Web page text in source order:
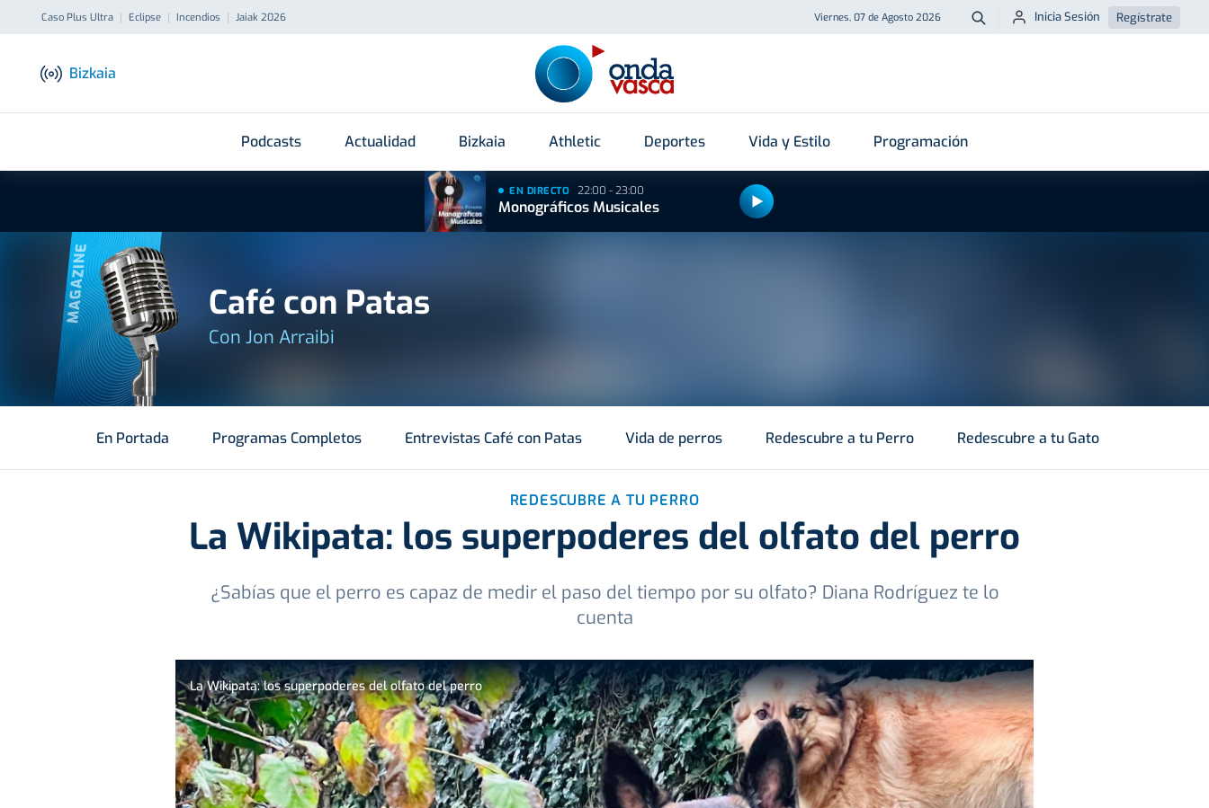
Caso Plus Ultra Eclipse Incendios Jaiak 2026 Viernes, 07 de Agosto 2026 Buscar
Inicia Sesión Regístrate
Bizkaia
Podcasts Actualidad Bizkaia Athletic Deportes Vida y Estilo Programación
EN DIRECTO 22:00 - 23:00
Monográficos Musicales
MAGAZINE Café con Patas
Con Jon Arraibi
En Portada Programas Completos Entrevistas Café con Patas Vida de perros Redescubre a tu Perro Redescubre a tu Gato
REDESCUBRE A TU PERRO
La Wikipata: los superpoderes del olfato del perro
¿Sabías que el perro es capaz de medir el paso del tiempo por su olfato? Diana Rodríguez te lo
cuenta
La Wikipata: los superpoderes del olfato del perro